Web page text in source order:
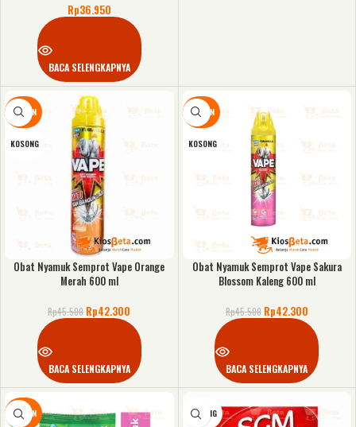
Rp36.950
BACA SELENGKAPNYA
DISKON
KOSONG
Obat Nyamuk Semprot Vape Orange
Merah 600 ml
Rp45.500 Rp42.300
BACA SELENGKAPNYA
DISKON
KOSONG
Obat Nyamuk Semprot Vape Sakura
Blossom Kaleng 600 ml
Rp45.500 Rp42.300
BACA SELENGKAPNYA
DISKON KOSONG